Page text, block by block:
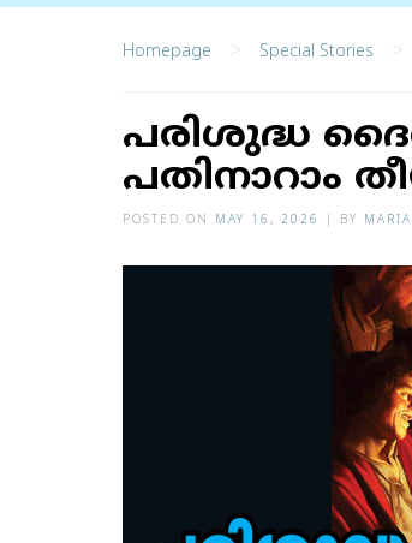
Homepage > Special Stories >
പരിശുദ്ധ
പതിനാറാം
POSTED ON MAY 16, 2026 BY